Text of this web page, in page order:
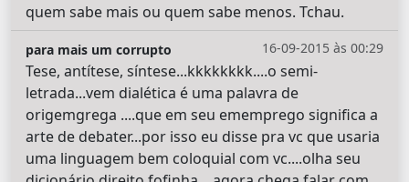
quem sabe mais ou quem sabe menos. Tchau.
16-09-2015 às 00:29
para mais um corrupto
Tese, antítese, síntese...kkkkkkkk....o semi-
letrada...vem dialética é uma palavra de
origemgrega ....que em seu ememprego significa a
arte de debater...por isso eu disse pra vc que usaria
uma linguagem bem coloquial com vc....olha seu